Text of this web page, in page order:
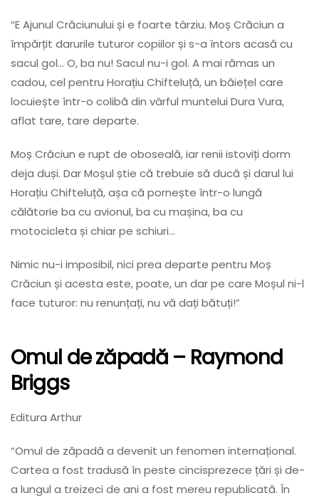
“E Ajunul Crăciunului și e foarte târziu. Moș Crăciun a
împărțit darurile tuturor copiilor și s-a întors acasă cu
sacul gol… O, ba nu! Sacul nu-i gol. A mai rămas un
cadou, cel pentru Horațiu Chifteluță, un băiețel care
locuiește într-o colibă din vârful muntelui Dura Vura,
aflat tare, tare departe.
Moș Crăciun e rupt de oboseală, iar renii istoviți dorm
deja duși. Dar Moșul știe că trebuie să ducă și darul lui
Horațiu Chifteluță, așa că pornește într-o lungă
călătorie ba cu avionul, ba cu mașina, ba cu
motocicleta și chiar pe schiuri…
Nimic nu-i imposibil, nici prea departe pentru Moș
Crăciun și acesta este, poate, un dar pe care Moșul ni-l
face tuturor: nu renunțați, nu vă dați bătuți!”
Omul de zăpadă – Raymond
Briggs
Editura Arthur
“Omul de zăpadă a devenit un fenomen internațional.
Cartea a fost tradusă în peste cincisprezece țări și de-
a lungul a treizeci de ani a fost mereu republicată. În